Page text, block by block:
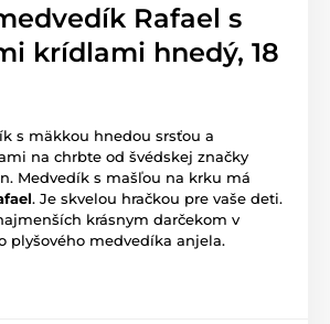
Rafael s
krídlami hnedý, 18
s mäkkou hnedou srsťou a
na chrbte od švédskej značky
Medvedík s mašľou na krku má
. Je skvelou hračkou pre vaše deti.
krásnym darčekom v
plyšového medvedíka anjela.